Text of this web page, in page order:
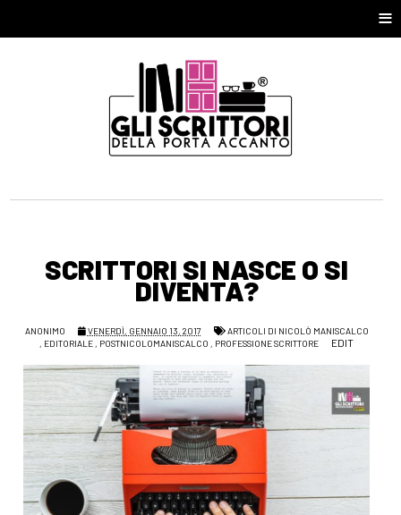
≡
SCRITTORI SI NASCE O SI
DIVENTA?
ANONIMO VENERDÌ, GENNAIO 13, 2017
ARTICOLI DI NICOLÒ MANISCALCO
, EDITORIALE , POSTNICOLOMANISCALCO , PROFESSIONE SCRITTORE EDIT